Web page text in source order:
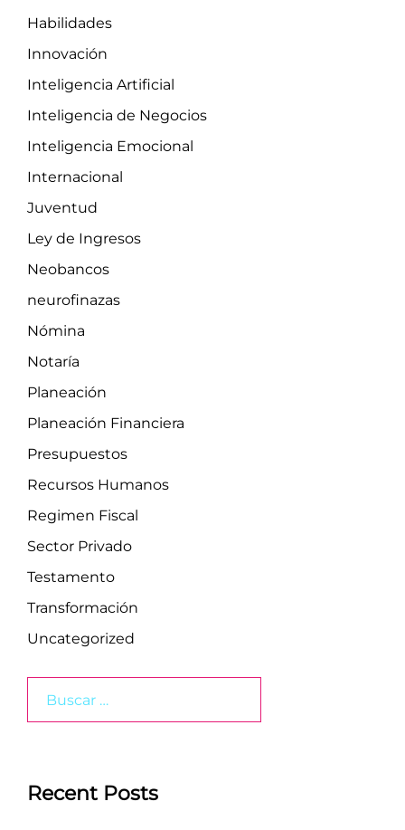
Habilidades
Innovación
Inteligencia Artificial
Inteligencia de Negocios
Inteligencia Emocional
Internacional
Juventud
Ley de Ingresos
Neobancos
neurofinazas
Nómina
Notaría
Planeación
Planeación Financiera
Presupuestos
Recursos Humanos
Regimen Fiscal
Sector Privado
Testamento
Transformación
Uncategorized
Recent Posts